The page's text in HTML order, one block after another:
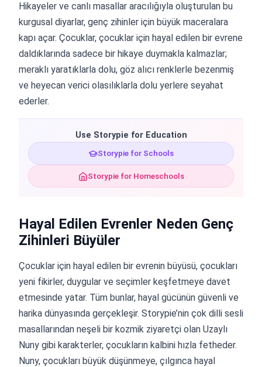
Hikayeler ve canlı masallar aracılığıyla oluşturulan bu
kurgusal diyarlar, genç zihinler için büyük maceralara
kapı açar. Çocuklar, çocuklar için hayal edilen bir evrene
daldıklarında sadece bir hikaye duymakla kalmazlar;
meraklı yaratıklarla dolu, göz alıcı renklerle bezenmiş
ve heyecan verici olasılıklarla dolu yerlere seyahat
ederler.
Use Storypie for Education
Storypie for Schools
Storypie for Homeschools
Hayal Edilen Evrenler Neden Genç
Zihinleri Büyüler
Çocuklar için hayal edilen bir evrenin büyüsü, çocukları
yeni fikirler, duygular ve seçimler keşfetmeye davet
etmesinde yatar. Tüm bunlar, hayal gücünün güvenli ve
harika dünyasında gerçekleşir. Storypie’nin çok dilli sesli
masallarından neşeli bir kozmik ziyaretçi olan Uzaylı
Nuny gibi karakterler, çocukların kalbini hızla fetheder.
Nuny, çocukları büyük düşünmeye, çılgınca hayal